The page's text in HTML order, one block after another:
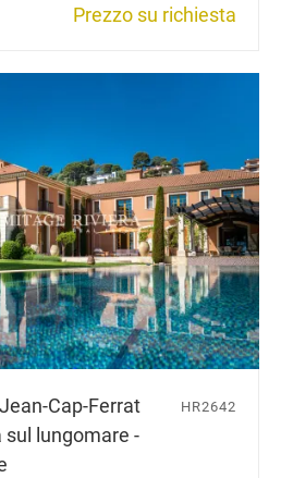
Prezzo su richiesta
Cap-Ferrat
lungomare -
HR2642